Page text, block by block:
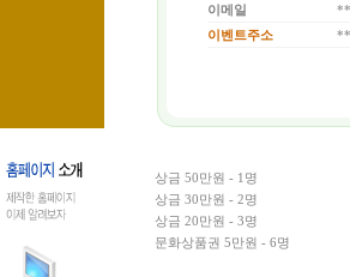
이메일
이벤트주소
상금 50만원 - 1명
상금 30만원 - 2명
상금 20만원 - 3명
문화상품권 5만원 - 6명